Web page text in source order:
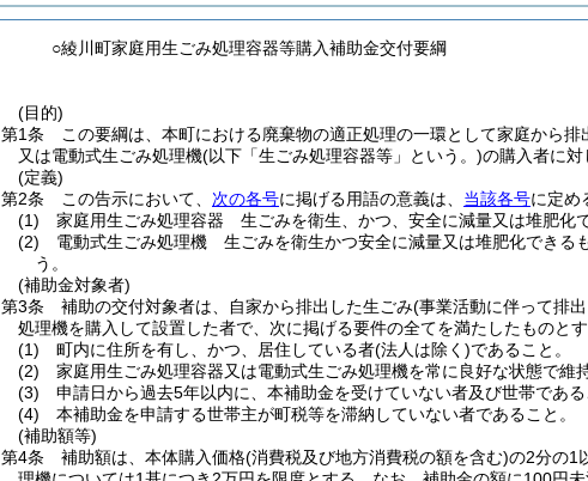
○綾川町家庭用生ごみ処理容器等購入補助金交付要綱
(目的)
第1条
この要綱は、本町における廃棄物の適正処理の一環として家庭から排
又は電動式生ごみ処理機(以下「生ごみ処理容器等」という。)の購入者に対
(定義)
第2条
この告示において、 次の各号に掲げる用語の意義は、 当該各号に定め
(1)
家庭用生ごみ処理容器 生ごみを衛生、かつ、安全に減量又は堆肥化
(2)
電動式生ごみ処理機 生ごみを衛生かつ安全に減量又は堆肥化できる
う。
(補助金対象者)
第3条
補助の交付対象者は、自家から排出した生ごみ(事業活動に伴って排
処理機を購入して設置した者で、次に掲げる要件の全てを満たしたものとす
(1)
町内に住所を有し、かつ、居住している者(法人は除く)であること。
(2)
家庭用生ごみ処理容器又は電動式生ごみ処理機を常に良好な状態で維
(3)
申請日から過去5年以内に、本補助金を受けていない者及び世帯である
(4)
本補助金を申請する世帯主が町税等を滞納していない者であること。
(補助額等)
第4条
補助額は、本体購入価格(消費税及び地方消費税の額を含む)の2分の1